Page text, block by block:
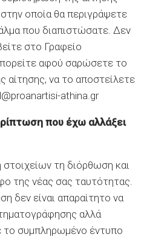
οποία θα περιγράψετε
που διαπιστώσατε. Δεν
στο Γραφείο
αφού σαρώσετε το
να το αποστείλετε
athina.gr
που έχω αλλάξει
τη διόρθωση και
της νέας σας ταυτότητας.
δεν είναι απαραίτητο να
αλλά
συμπληρωμένο έντυπο